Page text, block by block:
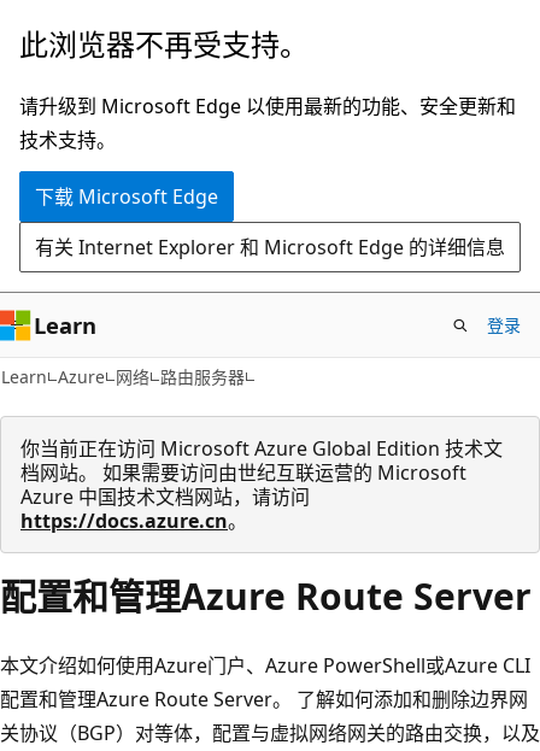
跳
主
要
内
此浏览器不再受支持。
请升级到 Microsoft Edge 以使用最新的功能、安全更新和
技术支持。
下载 Microsoft Edge
有关 Internet Explorer 和 Microsoft Edge 的详细信息
Learn 登录
Learn Azure 网络 路由服务器
你当前正在访问 Microsoft Azure Global Edition 技术文
档网站。 如果需要访问由世纪互联运营的 Microsoft
Azure 中国技术文档网站，请访问
https://docs.azure.cn。
配置和管理Azure Route Server
本文介绍如何使用Azure门户、Azure PowerShell或Azure CLI
配置和管理Azure Route Server。 了解如何添加和删除边界网
关协议（BGP）对等体，配置与虚拟网络网关的路由交换，以及